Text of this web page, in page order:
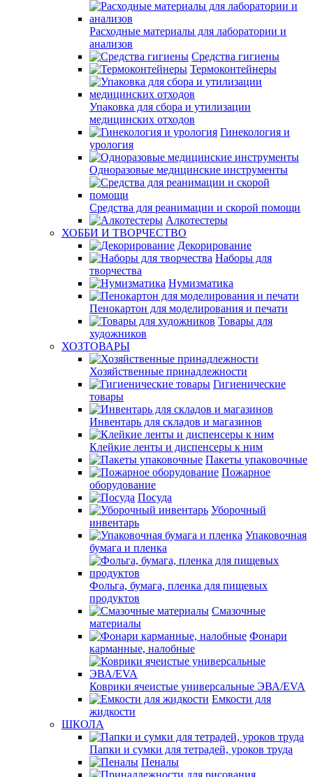
Расходные материалы для лаборатории и
анализов
Средства гигиены
Термоконтейнеры
Упаковка для сбора и утилизации
медицинских отходов
Гинекология и
урология
Одноразовые медицинские инструменты
Средства для реанимации и скорой помощи
Алкотестеры
ХОББИ И ТВОРЧЕСТВО
Декорирование
Наборы для
творчества
Нумизматика
Пенокартон для моделирования и печати
Товары для
художников
ХОЗТОВАРЫ
Хозяйственные принадлежности
Гигиенические
товары
Инвентарь для складов и магазинов
Клейкие ленты и диспенсеры к ним
Пакеты упаковочные
Пожарное
оборудование
Посуда
Уборочный
инвентарь
Упаковочная
бумага и пленка
Фольга, бумага, пленка для пищевых
продуктов
Смазочные
материалы
Фонари
карманные, налобные
Коврики ячеистые универсальные ЭВА/EVA
Емкости для
жидкости
ШКОЛА
Папки и сумки для тетрадей, уроков труда
Пеналы